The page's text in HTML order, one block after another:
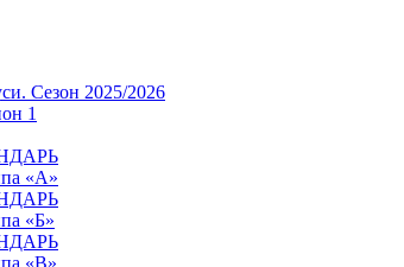
Сезон 2025/2026
1
«А»
«Б»
«В»